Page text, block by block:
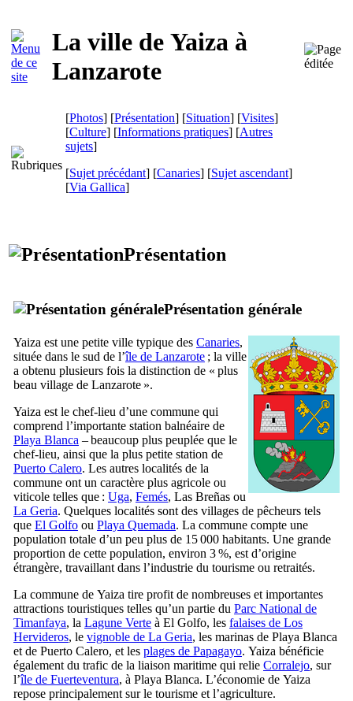
La ville de Yaiza à
Lanzarote
[Photos] [Présentation] [Situation] [Visites]
[Culture] [Informations pratiques] [Autres
sujets]
[Sujet précédant] [Canaries] [Sujet ascendant]
[Via Gallica]
Présentation
Présentation générale
Yaiza est une petite ville typique des Canaries,
située dans le sud de l’île de Lanzarote ; la ville
a obtenu plusieurs fois la distinction de « plus
beau village de Lanzarote ».
Yaiza est le chef-lieu d’une commune qui
comprend l’importante station balnéaire de
Playa Blanca – beaucoup plus peuplée que le
chef-lieu, ainsi que la plus petite station de
Puerto Calero. Les autres localités de la
commune ont un caractère plus agricole ou
viticole telles que : Uga, Femés, Las Breñas ou
La Geria. Quelques localités sont des villages de pêcheurs tels
que El Golfo ou Playa Quemada. La commune compte une
population totale d’un peu plus de 15 000 habitants. Une grande
proportion de cette population, environ 3 %, est d’origine
étrangère, travaillant dans l’industrie du tourisme ou retraités.
La commune de Yaiza tire profit de nombreuses et importantes
attractions touristiques telles qu’un partie du Parc National de
Timanfaya, la Lagune Verte à El Golfo, les falaises de Los
Hervideros, le vignoble de La Geria, les marinas de Playa Blanca
et de Puerto Calero, et les plages de Papagayo. Yaiza bénéficie
également du trafic de la liaison maritime qui relie Corralejo, sur
l’île de Fuerteventura, à Playa Blanca. L’économie de Yaiza
repose principalement sur le tourisme et l’agriculture.